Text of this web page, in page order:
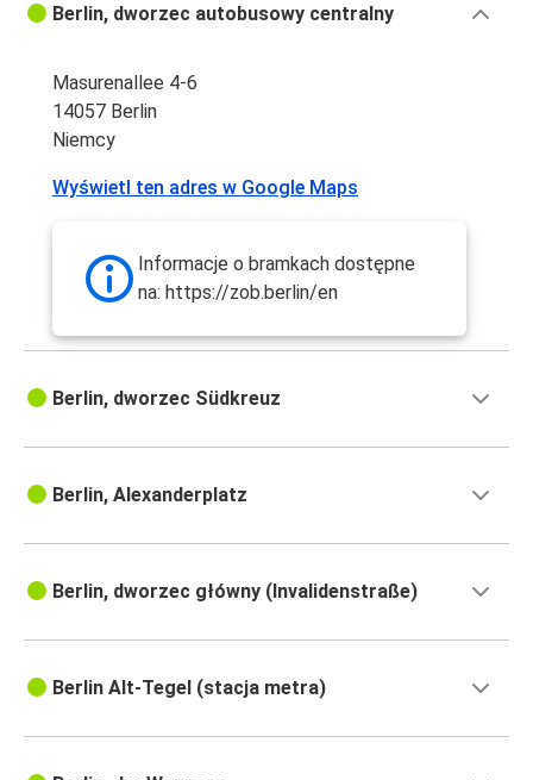
Berlin, dworzec autobusowy centralny
Masurenallee 4-6
14057 Berlin
Niemcy
Wyświetl ten adres w Google Maps
Informacje o bramkach dostępne
na: https://zob.berlin/en
Berlin, dworzec Südkreuz
Berlin, Alexanderplatz
Berlin, dworzec główny (Invalidenstraße)
Berlin Alt-Tegel (stacja metra)